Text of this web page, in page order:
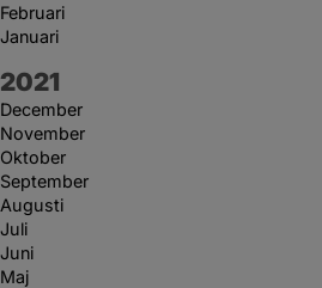
Februari
Januari
År:
2021
December
November
Oktober
September
Augusti
Juli
Juni
Maj